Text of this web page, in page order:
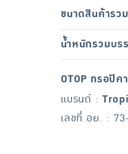
ขนาดสินค้าร
น้ำหนักรวมบ
OTOP ทรอปิ
แบรนด์ :
เลขที่ อย. :